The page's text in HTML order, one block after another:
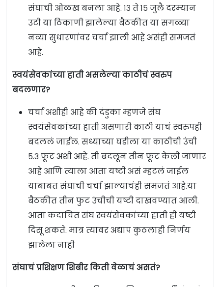
संघाची ओळख बनला आहे. १३ ते १५ जुलै दरम्यान
उटी या ठिकाणी झालेल्या बैठकीत या सगळ्या
नव्या सुधारणांवर चर्चा झाली आहे असंही समजतं
आहे.
स्वयंसेवकांच्या हाती असलेल्या काठीचं स्वरुप
बदलणार?
चर्चा अशीही आहे की दंडुका म्हणजे संघ
स्वयंसेवकांच्या हाती असणारी काठी याचं स्वरुपही
बदललं जाईल. सध्याच्या घडीला या काठीची उंची
५.३ फूट अशी आहे. ती बदलून तीन फूट केली जाणार
आहे आणि त्याला आता यष्टी असं म्हटलं जाईल
याबाबत संघाची चर्चा झाल्याचंही समजतं आहे.या
बैठकीत तीन फुट उंचीची यष्टी दाखवण्यात आली.
आता कदाचित संघ स्वयंसेवकांच्या हाती ही यष्टी
दिसू शकते. मात्र त्यावर अद्याप कुठलाही निर्णय
झालेला नाही
संघाचं प्रशिक्षण शिबीर किती वेळाचं असतं?